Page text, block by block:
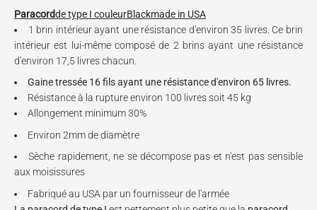
Paracordde type I couleurBlackmade in USA
1 brin intérieur ayant une résistance d'environ 35 livres. Ce brin
intérieur est lui-même composé de 2 brins ayant une résistance
d'environ 17,5 livres chacun.
Gaine tressée 16 fils ayant une résistance d'environ 65 livres.
Résistance à la rupture environ 100 livres soit 45 kg
Allongement minimum 30%
Environ 2mm de diamètre
Sèche rapidement, ne se décompose pas et n'est pas sensible
aux moisissures
Fabriqué au USA par un fournisseur de l'armée